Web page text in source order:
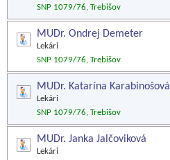
SNP 1079/76, Trebišov
MUDr. Ondrej Demeter
Lekári
SNP 1079/76, Trebišov
MUDr. Katarína Karabinošová
Lekári
SNP 1079/76, Trebišov
MUDr. Janka Jalčoviková
Lekári